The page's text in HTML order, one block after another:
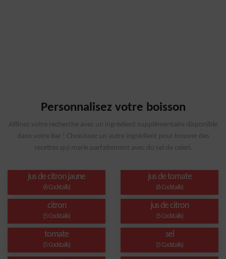
Personnalisez votre boisson
Affinez votre recherche avec un ingrédient supplémentaire disponible
dans votre Bar ! Choisissez un autre ingrédient pour trouver des
recettes qui marie parfaitement avec du sel de celeri.
jus de citron jaune
(6 Cocktails)
jus de tomate
(6 Cocktails)
citron
(5 Cocktails)
jus de citron
(5 Cocktails)
tomate
(5 Cocktails)
sel
(5 Cocktails)